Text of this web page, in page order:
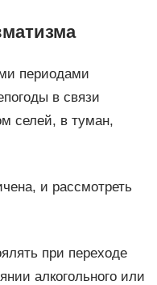
периодами
в связи
селей, в туман,
и рассмотреть
при переходе
алкогольного или